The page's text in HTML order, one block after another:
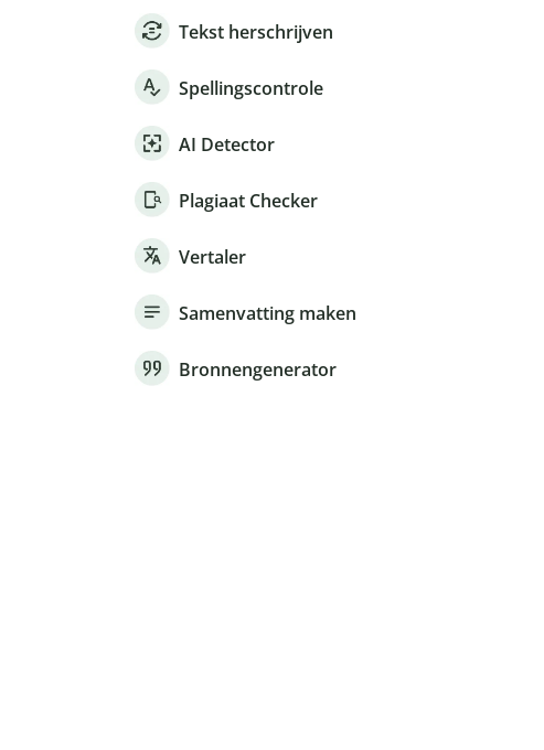
Tekst herschrijven
Spellingscontrole
AI Detector
Plagiaat Checker
Vertaler
Samenvatting maken
Bronnengenerator